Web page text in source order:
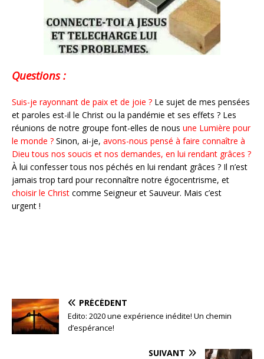
Questions :
Suis-je rayonnant de paix et de joie ? Le sujet de mes pensées
et paroles est-il le Christ ou la pandémie et ses effets ? Les
réunions de notre groupe font-elles de nous une Lumière pour
le monde ? Sinon, ai-je, avons-nous pensé à faire connaître à
Dieu tous nos soucis et nos demandes, en lui rendant grâces ?
À lui confesser tous nos péchés en lui rendant grâces ? Il n’est
jamais trop tard pour reconnaître notre égocentrisme, et
choisir le Christ comme Seigneur et Sauveur. Mais c’est
urgent !
PRÉCÉDENT
Edito: 2020 une expérience inédite! Un chemin
d’espérance!
SUIVANT